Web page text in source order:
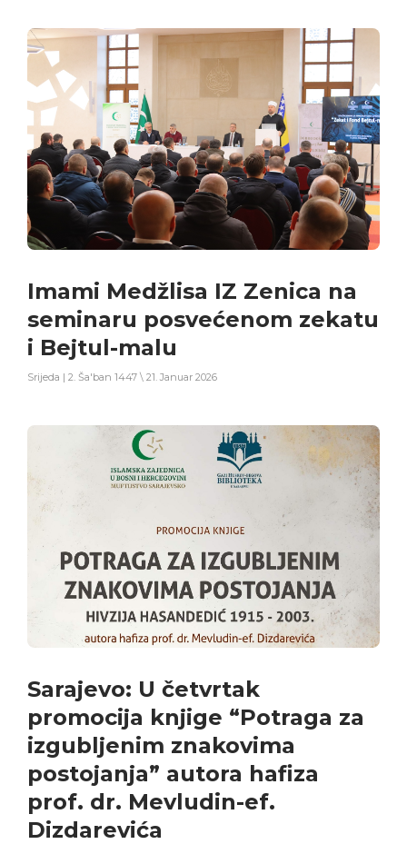
Imami Medžlisa IZ Zenica na
seminaru posvećenom zekatu
i Bejtul-malu
Srijeda | 2. Ša'ban 1447 \ 21. Januar 2026
Sarajevo: U četvrtak
promocija knjige “Potraga za
izgubljenim znakovima
postojanja” autora hafiza
prof. dr. Mevludin-ef.
Dizdarevića